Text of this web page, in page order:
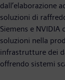
dall’elaborazione
soluzioni di
Siemens e
soluzioni nella
infrastrutture dei
offrendo sistemi